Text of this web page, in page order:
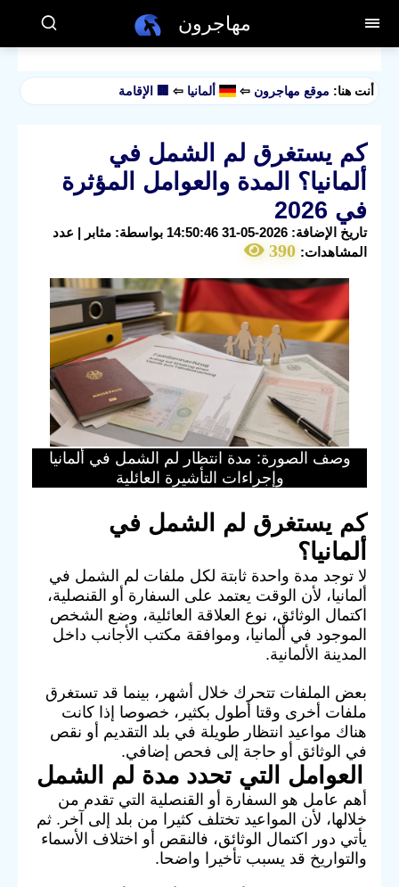
مهاجرون
أنت هنا: موقع مهاجرون ⇦ ألمانيا ⇦ 🏢 الإقامة
كم يستغرق لم الشمل في
ألمانيا؟ المدة والعوامل المؤثرة
في 2026
تاريخ الإضافة: 2026-05-31 14:50:46 بواسطة: مثابر | عدد
المشاهدات: 390
وصف الصورة: مدة انتظار لم الشمل في ألمانيا
وإجراءات التأشيرة العائلية
كم يستغرق لم الشمل في
ألمانيا؟
لا توجد مدة واحدة ثابتة لكل ملفات لم الشمل في
ألمانيا، لأن الوقت يعتمد على السفارة أو القنصلية،
اكتمال الوثائق، نوع العلاقة العائلية، وضع الشخص
الموجود في ألمانيا، وموافقة مكتب الأجانب داخل
المدينة الألمانية.
بعض الملفات تتحرك خلال أشهر، بينما قد تستغرق
ملفات أخرى وقتا أطول بكثير، خصوصا إذا كانت
هناك مواعيد انتظار طويلة في بلد التقديم أو نقص
في الوثائق أو حاجة إلى فحص إضافي.
العوامل التي تحدد مدة لم الشمل
أهم عامل هو السفارة أو القنصلية التي تقدم من
خلالها، لأن المواعيد تختلف كثيرا من بلد إلى آخر. ثم
يأتي دور اكتمال الوثائق، فالنقص أو اختلاف الأسماء
والتواريخ قد يسبب تأخيرا واضحا.